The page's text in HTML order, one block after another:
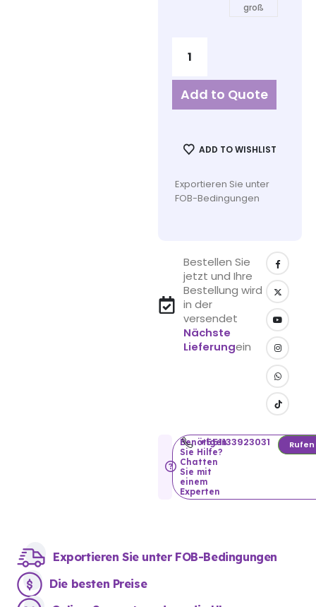
groß
Add to Quote
ADD TO WISHLIST
Exportieren Sie unter
FOB-Bedingungen
Bestellen Sie
jetzt und Ihre
Bestellung wird
in der
versendet
Nächste
Lieferungein
Benötigen
Sie Hilfe?
Chatten
Sie mit
einem
Experten
+551133923031 Rufen
Exportieren Sie unter FOB-Bedingungen
Die besten Preise